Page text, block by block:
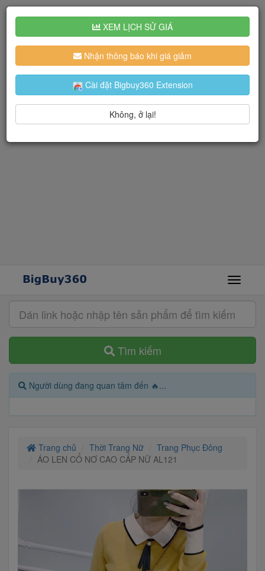
Tìm kiếm
Người dùng đang quan tâm đến 🔥...
Trang chủ Thời Trang Nữ
Trang Phục Đông
ÁO LEN CỔ NƠ CAO CẤP NỮ AL121
XEM LỊCH SỬ GIÁ
Nhận thông báo khi giá giảm
Cài đặt Bigbuy360 Extension
Không, ở lại!